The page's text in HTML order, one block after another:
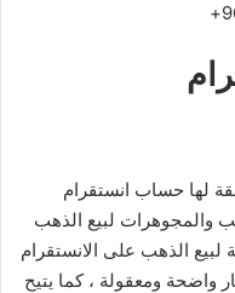
لها حساب انستقرام
والمجوهرات لبيع الذهب
لبيع الذهب على الانستقرام
واضحة ومعقولة ، كما يتيح